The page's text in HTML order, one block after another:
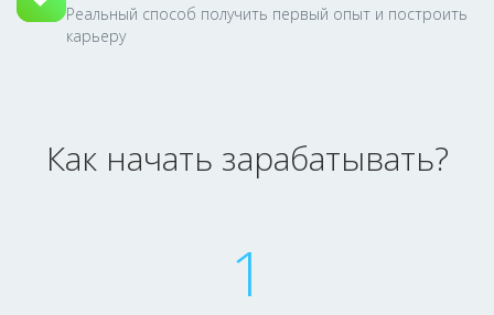
Реальный способ получить первый опыт и построить
карьеру
Как начать зарабатывать?
1